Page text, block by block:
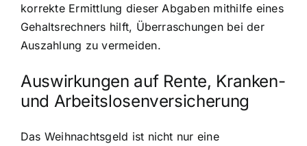
korrekte Ermittlung dieser Abgaben mithilfe eines
Gehaltsrechners hilft, Überraschungen bei der
Auszahlung zu vermeiden.
Auswirkungen auf Rente, Kranken-
und Arbeitslosenversicherung
Das Weihnachtsgeld ist nicht nur eine